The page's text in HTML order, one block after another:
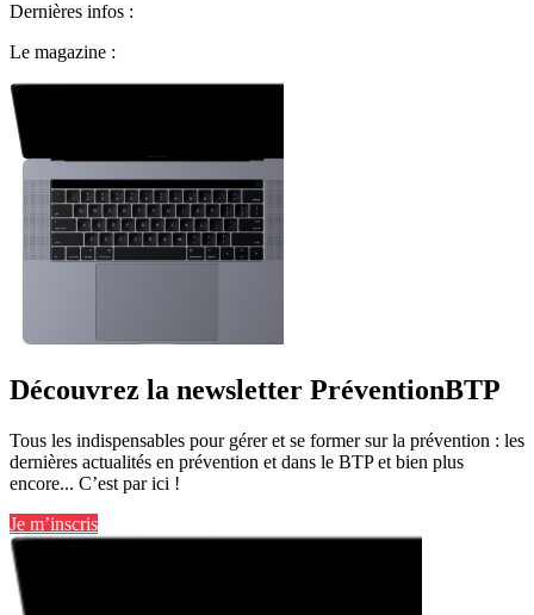
Dernières infos :
Le magazine :
Découvrez la newsletter PréventionBTP
Tous les indispensables pour gérer et se former sur la prévention : les
dernières actualités en prévention et dans le BTP et bien plus
encore... C’est par ici !
Je m’inscris